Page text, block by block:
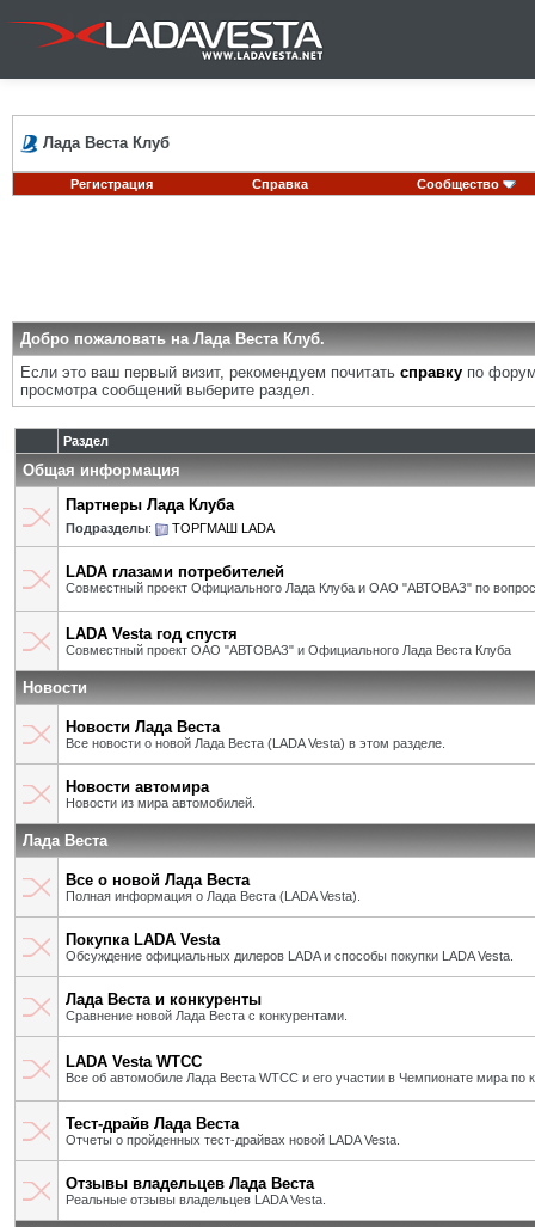
Лада Веста Клуб
Регистрация Справка Сообщество
Добро пожаловать на Лада Веста Клуб.
Если это ваш первый визит, рекомендуем почитать справку по
просмотра сообщений выберите раздел.
Раздел
Общая информация
Партнеры Лада Клуба
Подразделы: ТОРГМАШ LADA
LADA глазами потребителей
Совместный проект Официального Лада Клуба и ОАО "АВТОВАЗ" по
LADA Vesta год спустя
Совместный проект ОАО "АВТОВАЗ" и Официального Лада Веста Клуба
Новости
Новости Лада Веста
Все новости о новой Лада Веста (LADA Vesta) в этом разделе.
Новости автомира
Новости из мира автомобилей.
Лада Веста
Все о новой Лада Веста
Полная информация о Лада Веста (LADA Vesta).
Покупка LADA Vesta
Обсуждение официальных дилеров LADA и способы покупки LADA Vesta.
Лада Веста и конкуренты
Сравнение новой Лада Веста с конкурентами.
LADA Vesta WTCC
Все об автомобиле Лада Веста WTCC и его участии в Чемпионате мира по
Тест-драйв Лада Веста
Отчеты о пройденных тест-драйвах новой LADA Vesta.
Отзывы владельцев Лада Веста
Реальные отзывы владельцев LADA Vesta.